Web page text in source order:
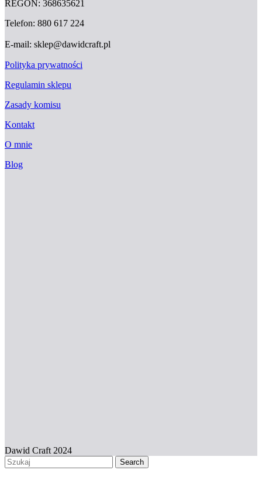
REGON: 368635621
Telefon: 880 617 224
E-mail: sklep@dawidcraft.pl
Polityka prywatności
Regulamin sklepu
Zasady komisu
Kontakt
O mnie
Blog
Dawid Craft 2024
Search